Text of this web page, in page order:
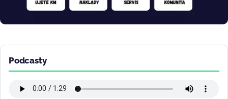
Podcasty